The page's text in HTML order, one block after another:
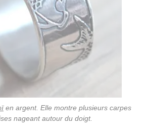
en argent. Elle montre plusieurs carpes
nageant autour du doigt.